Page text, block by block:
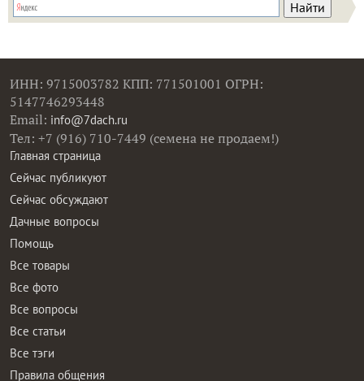
ИНН: 9715003782 КПП: 771501001 ОГРН:
5147746293448
Email: info@7dach.ru
Тел: +7 (916) 710-7449 (семена не продаем!)
Главная страница
Сейчас публикуют
Сейчас обсуждают
Дачные вопросы
Помощь
Все товары
Все фото
Все вопросы
Все статьи
Все тэги
Правила общения